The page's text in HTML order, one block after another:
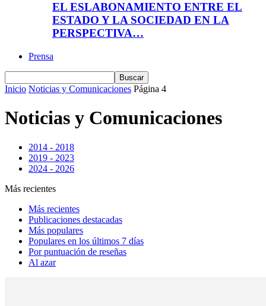
EL ESLABONAMIENTO ENTRE EL
ESTADO Y LA SOCIEDAD EN LA
PERSPECTIVA…
Prensa
Inicio Noticias y Comunicaciones Página 4
Noticias y Comunicaciones
2014 - 2018
2019 - 2023
2024 - 2026
Más recientes
Más recientes
Publicaciones destacadas
Más populares
Populares en los últimos 7 días
Por puntuación de reseñas
Al azar